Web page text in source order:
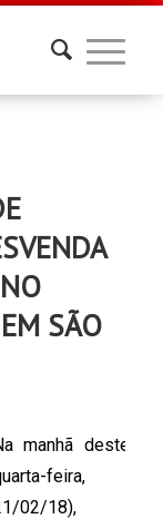
SÃO
manhã deste
feira,
02/18),